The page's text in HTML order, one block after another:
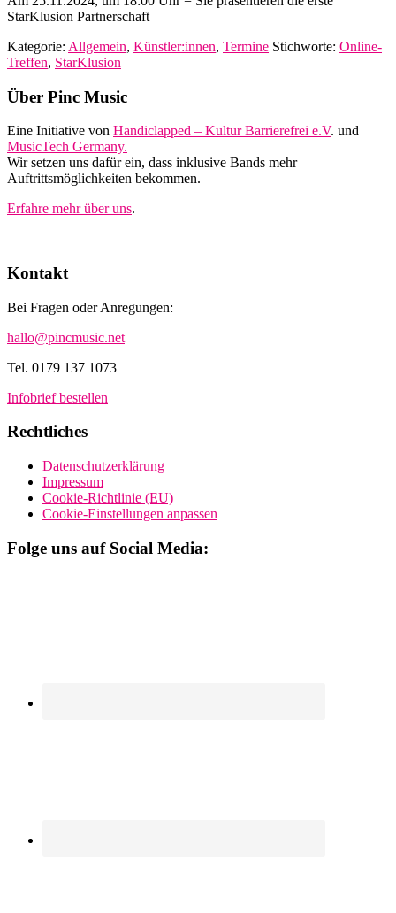
StarKlusion Partnerschaft
Kategorie: Allgemein, Künstler:innen, Termine Stichworte: Online-
Treffen, StarKlusion
Footer
Über Pinc Music
Eine Initiative von Handiclapped – Kultur Barrierefrei e.V. und
MusicTech Germany.
Wir setzen uns dafür ein, dass inklusive Bands mehr
Auftrittsmöglichkeiten bekommen.
Erfahre mehr über uns.
Kontakt
Bei Fragen oder Anregungen:
hallo@pincmusic.net
Tel. 0179 137 1073
Infobrief bestellen
Rechtliches
Datenschutzerklärung
Impressum
Cookie-Richtlinie (EU)
Cookie-Einstellungen anpassen
Folge uns auf Social Media: